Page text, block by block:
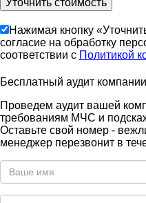
Нажимая кнопку
согласие на обработку
соответствии с Политикой
Бесплатный аудит компании
Проведем аудит вашей
требованиям МЧС и
Оставьте свой номер -
менеджер перезвонит в